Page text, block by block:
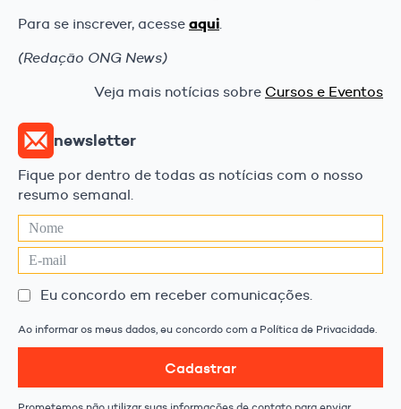
Para se inscrever, acesse aqui.
(Redação ONG News)
Veja mais notícias sobre Cursos e Eventos
newsletter
Fique por dentro de todas as notícias com o nosso
resumo semanal.
Eu concordo em receber comunicações.
Ao informar os meus dados, eu concordo com a Política de Privacidade.
Cadastrar